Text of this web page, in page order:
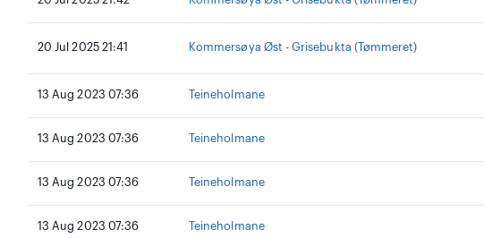
20 Jul 2025 21:41 Kommersøya Øst - Grisebukta (Tømmeret)
13 Aug 2023 07:36 Teineholmane
13 Aug 2023 07:36 Teineholmane
13 Aug 2023 07:36 Teineholmane
13 Aug 2023 07:36 Teineholmane